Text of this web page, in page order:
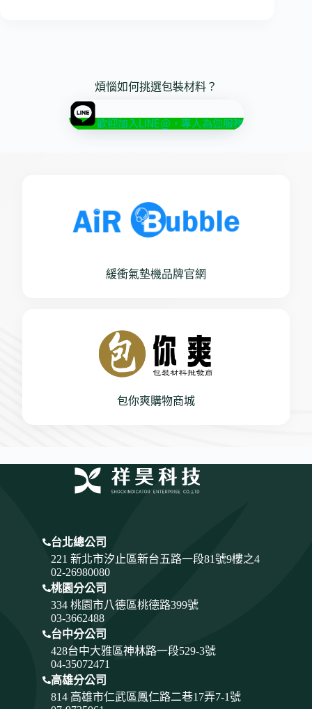
煩惱如何挑選包裝材料？
歡迎加入LINE@，專人為您服務
緩衝氣墊機品牌官網
包你爽購物商城
台北總公司
221 新北市汐止區新台五路一段81號9樓之4
02-26980080
桃園分公司
334 桃園市八德區桃德路399號
03-3662488
台中分公司
428台中大雅區神林路一段529-3號
04-35072471
高雄分公司
814 高雄市仁武區鳳仁路二巷17弄7-1號